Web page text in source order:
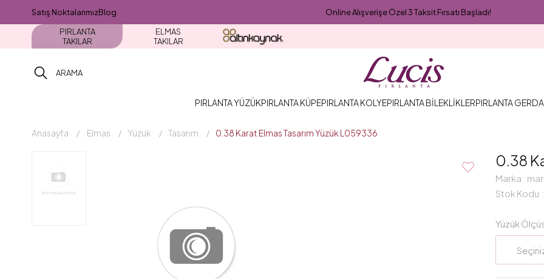
Satış NoktalarımızBlog
Online Alışverişe Özel 3 Taksit Fırsatı Başladı!
PIRLANTA
TAKILAR
ELMAS
TAKILAR
PIRLANTA YÜZÜKPIRLANTA KÜPEPIRLANTA KOLYEPIRLANTA BİLEKLİKLERPIRLANTA
Anasayfa Elmas Yüzük Tasarım 0.38 Karat Elmas Tasarım Yüzük L059336
0.38
Marka :
Stok Kodu
Yüzük